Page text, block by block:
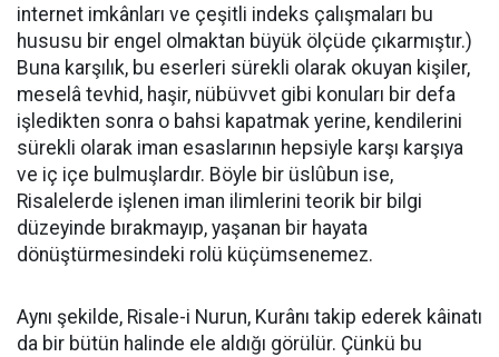
internet imkânları ve çeşitli indeks çalışmaları bu
hususu bir engel olmaktan büyük ölçüde çıkarmıştır.)
Buna karşılık, bu eserleri sürekli olarak okuyan kişiler,
meselâ tevhid, haşir, nübüvvet gibi konuları bir defa
işledikten sonra o bahsi kapatmak yerine, kendilerini
sürekli olarak iman esaslarının hepsiyle karşı karşıya
ve iç içe bulmuşlardır. Böyle bir üslûbun ise,
Risalelerde işlenen iman ilimlerini teorik bir bilgi
düzeyinde bırakmayıp, yaşanan bir hayata
dönüştürmesindeki rolü küçümsenemez.
Aynı şekilde, Risale-i Nurun, Kurânı takip ederek kâinatı
da bir bütün halinde ele aldığı görülür. Çünkü bu